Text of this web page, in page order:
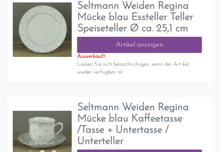
Seltmann Weiden Regina
Mücke blau Essteller Teller
Speiseteller Ø ca. 25,1 cm
Artikel anzeigen
Ausverkauft
Lassen Sie sich benachrichigen, wenn der Artikel
wieder verfügbar ist.
Seltmann Weiden Regina
Mücke blau Kaffeetasse
/Tasse + Untertasse /
Unterteller